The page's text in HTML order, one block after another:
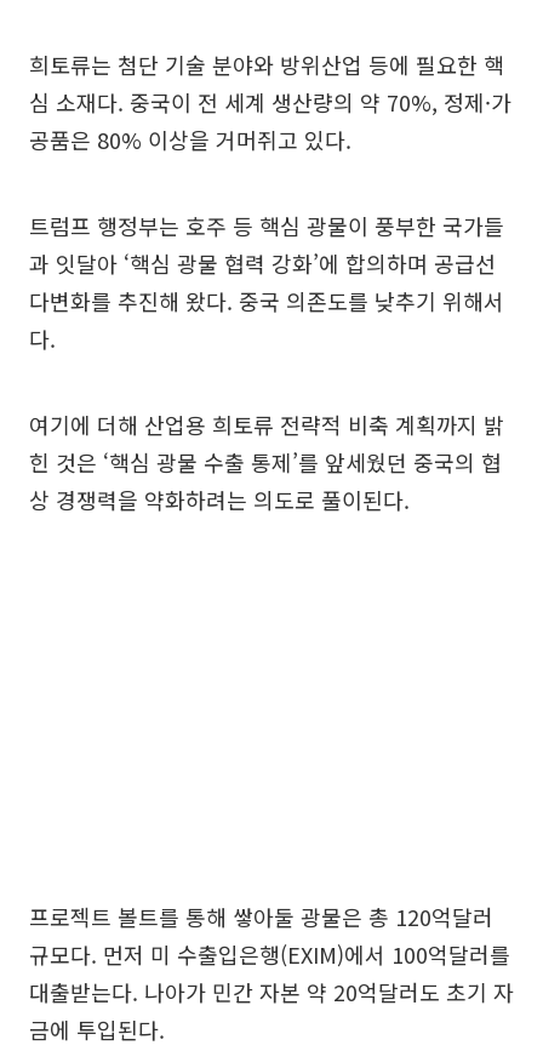
희토류는 첨단 기술 분야와 방위산업 등에 필요한 핵
심 소재다. 중국이 전 세계 생산량의 약 70%, 정제·가
공품은 80% 이상을 거머쥐고 있다.
트럼프 행정부는 호주 등 핵심 광물이 풍부한 국가들
과 잇달아 ‘핵심 광물 협력 강화’에 합의하며 공급선
다변화를 추진해 왔다. 중국 의존도를 낮추기 위해서
다.
여기에 더해 산업용 희토류 전략적 비축 계획까지 밝
힌 것은 ‘핵심 광물 수출 통제’를 앞세웠던 중국의 협
상 경쟁력을 약화하려는 의도로 풀이된다.
프로젝트 볼트를 통해 쌓아둘 광물은 총 120억달러
규모다. 먼저 미 수출입은행(EXIM)에서 100억달러를
대출받는다. 나아가 민간 자본 약 20억달러도 초기 자
금에 투입된다.